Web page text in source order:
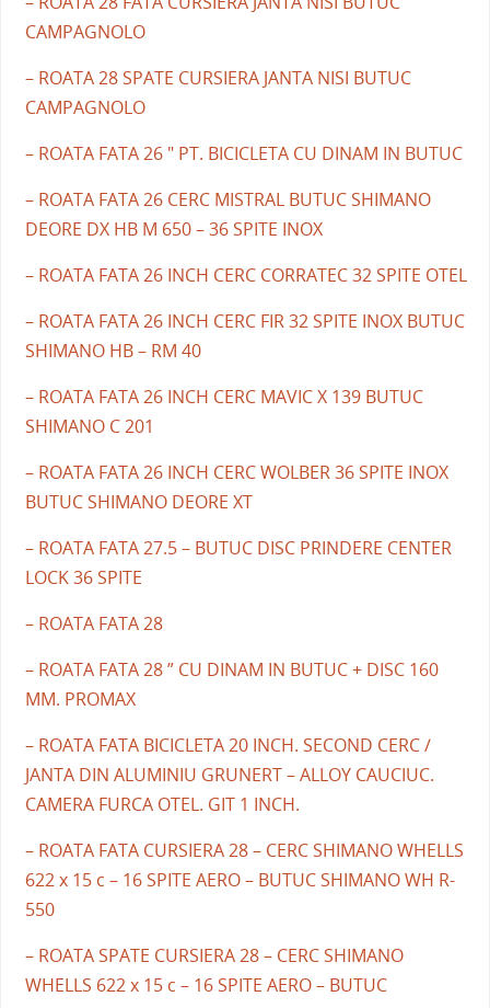
CAMPAGNOLO
– ROATA 28 SPATE CURSIERA JANTA NISI BUTUC
CAMPAGNOLO
– ROATA FATA 26 " PT. BICICLETA CU DINAM IN BUTUC
– ROATA FATA 26 CERC MISTRAL BUTUC SHIMANO
DEORE DX HB M 650 – 36 SPITE INOX
– ROATA FATA 26 INCH CERC CORRATEC 32 SPITE OTEL
– ROATA FATA 26 INCH CERC FIR 32 SPITE INOX BUTUC
SHIMANO HB – RM 40
– ROATA FATA 26 INCH CERC MAVIC X 139 BUTUC
SHIMANO C 201
– ROATA FATA 26 INCH CERC WOLBER 36 SPITE INOX
BUTUC SHIMANO DEORE XT
– ROATA FATA 27.5 – BUTUC DISC PRINDERE CENTER
LOCK 36 SPITE
– ROATA FATA 28
– ROATA FATA 28 ” CU DINAM IN BUTUC + DISC 160
MM. PROMAX
– ROATA FATA BICICLETA 20 INCH. SECOND CERC /
JANTA DIN ALUMINIU GRUNERT – ALLOY CAUCIUC.
CAMERA FURCA OTEL. GIT 1 INCH.
– ROATA FATA CURSIERA 28 – CERC SHIMANO WHELLS
622 x 15 c – 16 SPITE AERO – BUTUC SHIMANO WH R-
550
– ROATA SPATE CURSIERA 28 – CERC SHIMANO
WHELLS 622 x 15 c – 16 SPITE AERO – BUTUC